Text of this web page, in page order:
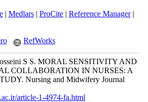
|Medlars|ProCite|Reference Manager
RefWorks
S S. MORAL SENSITIVITY AND
COLLABORATION IN NURSES: A
Nursing and Midwifery Journal
article-1-4974-fa.html